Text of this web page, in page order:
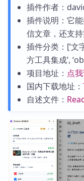
插件作者：
插件说明：它
信文章，还支
插件分类：[‘文
方工具集成’,
项目地址： 点
国内下载地址：
自述文件：